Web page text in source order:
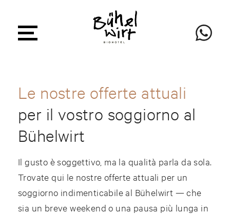
Le nostre offerte attuali
per il vostro soggiorno al
Bühelwirt
Il gusto è soggettivo, ma la qualità parla da sola.
Trovate qui le nostre offerte attuali per un
soggiorno indimenticabile al Bühelwirt — che
sia un breve weekend o una pausa più lunga in